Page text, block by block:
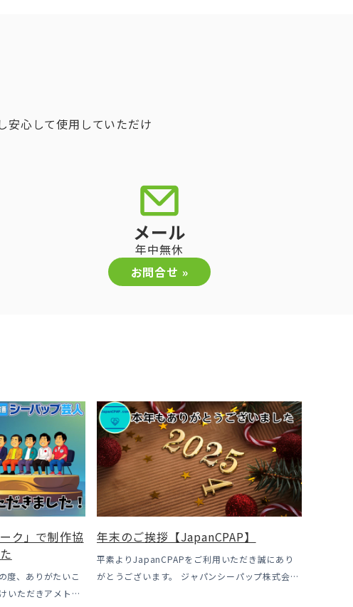
安心して使用していただけ
メール
年中無休
お問合せ »
ク」で制作協
度、ありがたいこ
いただきアメトー
年末のご挨拶【JapanCPAP】
平素よりJapanCPAPをご利用いただき誠にあり
がとうございます。 ジャパンシーパップ株式会社